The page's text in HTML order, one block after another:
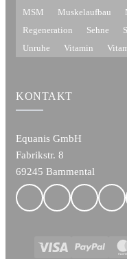
MSM
Muskelaufbau
Regeneration
Sehne
Unruhe
Vitamin
KONTAKT
Equanis GmbH
Fabrikstr. 8
69245 Bammental
Visa PayPal